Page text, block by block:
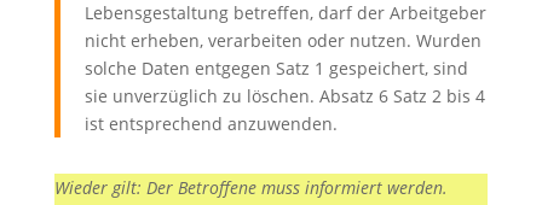
Lebensgestaltung betreffen, darf der Arbeitgeber
nicht erheben, verarbeiten oder nutzen. Wurden
solche Daten entgegen Satz 1 gespeichert, sind
sie unverzüglich zu löschen. Absatz 6 Satz 2 bis 4
ist entsprechend anzuwenden.
Wieder gilt: Der Betroffene muss informiert werden.